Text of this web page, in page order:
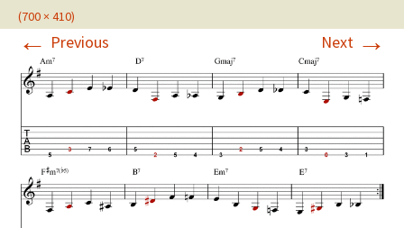
(700 × 410)
← Previous Next →